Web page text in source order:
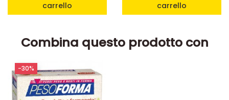
carrello
carrello
Combina questo prodotto con
-30%